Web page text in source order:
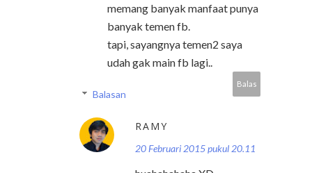
memang banyak manfaat punya
banyak temen fb.
tapi, sayangnya temen2 saya
udah gak main fb lagi..
Balas
Balasan
RAMY
20 Februari 2015 pukul 20.11